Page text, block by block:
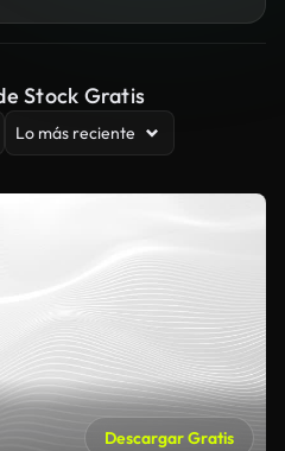
Stock Gratis
Lo más reciente
Descargar Gratis